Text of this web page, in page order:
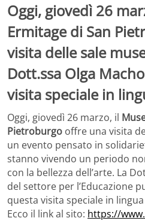
Oggi, giovedì 26
Ermitage di San
visita delle sale
Dott.ssa Olga
visita speciale in
Oggi, giovedì 26 marzo, il
Pietroburgo offre una visita
un evento pensato in
stanno vivendo un periodo
con la bellezza dell’arte. La
del settore per l’Educazione
questa visita speciale in
Ecco il link al sito: https://